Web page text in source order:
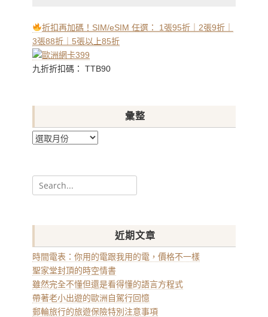
折扣再加碼！SIM/eSIM 任選： 1張95折｜2張9折｜
3張88折｜5張以上85折
九折折扣碼： TTB90
彙整
彙
Search
for:
近期文章
時間電表：你用的電跟我用的電，價格不一樣
聖家堂封頂的時空情書
雖然完全不懂但還是看得懂的語言方程式
帶著老小出遊的歐洲自駕行回憶
郵輪旅行的旅遊保險特別注意事項